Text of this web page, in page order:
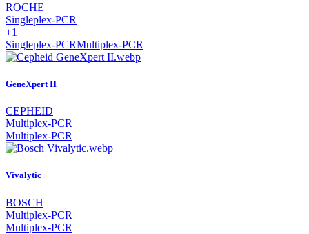
ROCHE
Singleplex-PCR
+1
Singleplex-PCRMultiplex-PCR
GeneXpert II
CEPHEID
Multiplex-PCR
Multiplex-PCR
Vivalytic
BOSCH
Multiplex-PCR
Multiplex-PCR